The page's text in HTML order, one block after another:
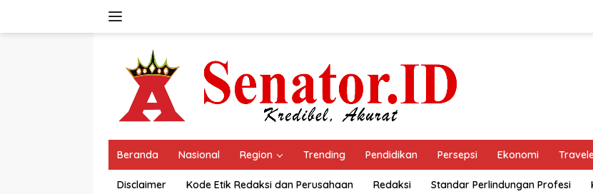
Beranda Nasional Region Trending Pendidikan Persepsi Ekonomi
Disclaimer Kode Etik Redaksi dan Perusahaan Redaksi Standar Perlindungan Profesi